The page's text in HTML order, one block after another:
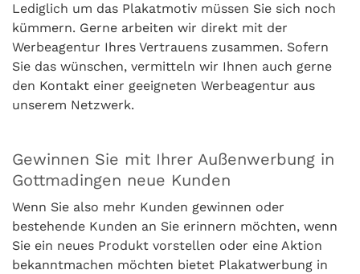
Lediglich um das Plakatmotiv müssen Sie sich noch
kümmern. Gerne arbeiten wir direkt mit der
Werbeagentur Ihres Vertrauens zusammen. Sofern
Sie das wünschen, vermitteln wir Ihnen auch gerne
den Kontakt einer geeigneten Werbeagentur aus
unserem Netzwerk.
Gewinnen Sie mit Ihrer Außenwerbung in
Gottmadingen neue Kunden
Wenn Sie also mehr Kunden gewinnen oder
bestehende Kunden an Sie erinnern möchten, wenn
Sie ein neues Produkt vorstellen oder eine Aktion
bekanntmachen möchten bietet Plakatwerbung in